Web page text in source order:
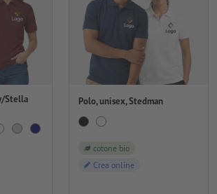
Stella
Polo, unisex, Stedman
cotone bio
Crea online